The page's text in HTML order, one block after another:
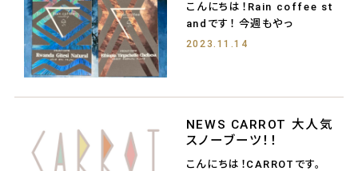
こんにちは！Rain coffee st
andです！ 今週もやっ
2023.11.14
NEWS CARROT 大人気
スノーブーツ！！
こんにちは！CARROTです。